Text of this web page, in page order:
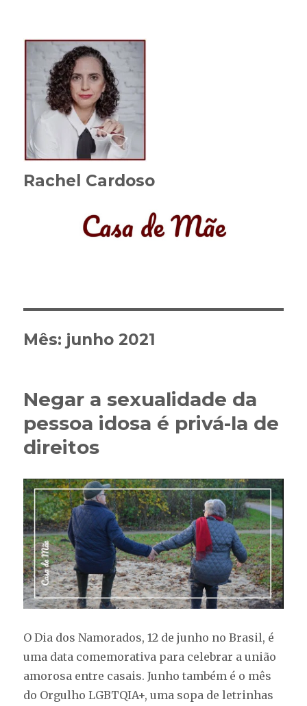
Rachel Cardoso
Mês: junho 2021
Negar a sexualidade da
pessoa idosa é privá-la de
direitos
O Dia dos Namorados, 12 de junho no Brasil, é
uma data comemorativa para celebrar a união
amorosa entre casais. Junho também é o mês
do Orgulho LGBTQIA+, uma sopa de letrinhas